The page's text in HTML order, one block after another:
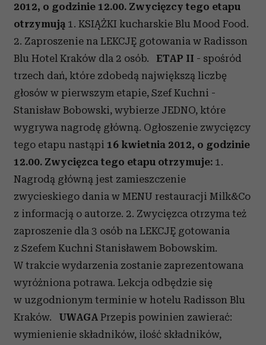
2012, o godzinie 12.00. Zwycięzcy tego etapu
otrzymują 1. KSIĄŻKI kucharskie Blu Mood Food.
2. Zaproszenie na LEKCJĘ gotowania w Radisson
Blu Hotel Kraków dla 2 osób. ETAP II - spośród
trzech dań, które zdobedą największą liczbę
głosów w pierwszym etapie, Szef Kuchni -
Stanisław Bobowski, wybierze JEDNO, które
wygrywa nagrodę główną. Ogłoszenie zwycięzcy
tego etapu nastąpi 16 kwietnia 2012, o godzinie
12.00. Zwycięzca tego etapu otrzymuje: 1.
Nagrodą główną jest zamieszczenie
zwycieskiego dania w MENU restauracji Milk&Co
z informacją o autorze. 2. Zwycięzca otrzyma też
zaproszenie dla 3 osób na LEKCJĘ gotowania
z Szefem Kuchni Stanisławem Bobowskim.
W trakcie wydarzenia zostanie zaprezentowana
wyróżniona potrawa. Lekcja odbędzie się
w uzgodnionym terminie w hotelu Radisson Blu
Kraków. UWAGA Przepis powinien zawierać:
wymienienie składników, ilość składników,